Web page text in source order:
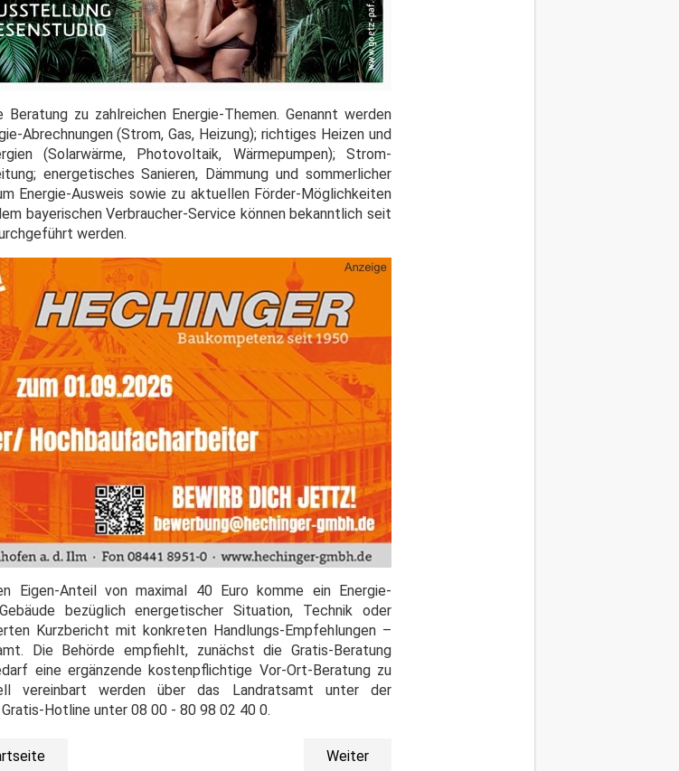
zu zahlreichen Energie-Themen. Genannt werden
Abrechnungen (Strom, Gas, Heizung); richtiges Heizen und
(Solarwärme, Photovoltaik, Wärmepumpen); Strom-
energetisches Sanieren, Dämmung und sommerlicher
Energie-Ausweis sowie zu aktuellen Förder-Möglichkeiten
bayerischen Verbraucher-Service können bekanntlich seit
werden.
Eigen-Anteil von maximal 40 Euro komme ein Energie-
bezüglich energetischer Situation, Technik oder
Kurzbericht mit konkreten Handlungs-Empfehlungen –
Die Behörde empfiehlt, zunächst die Gratis-Beratung
eine ergänzende kostenpflichtige Vor-Ort-Beratung zu
vereinbart werden über das Landratsamt unter der
Hotline unter 08 00 - 80 98 02 40 0.
Weiter